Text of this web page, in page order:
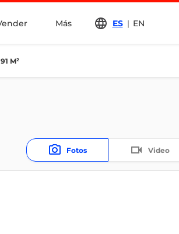
Más ES | EN
M²
Fotos Video